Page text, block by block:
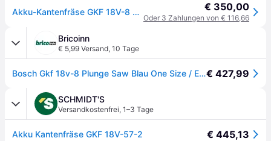
Akku-Kantenfräse GKF 18V-8 Professional solo + Taucheinheit, Oberfräse € 350,00
Oder 3 Zahlungen von € 116,66
Bricoinn
€ 5,99 Versand, 10 Tage
Bosch Gkf 18v-8 Plunge Saw Blau One Size / EU Plug 220V€ 427,99
SCHMIDT'S
Versandkostenfrei, 1–3 Tage
Akku Kantenfräse GKF 18V-57-2 € 445,13